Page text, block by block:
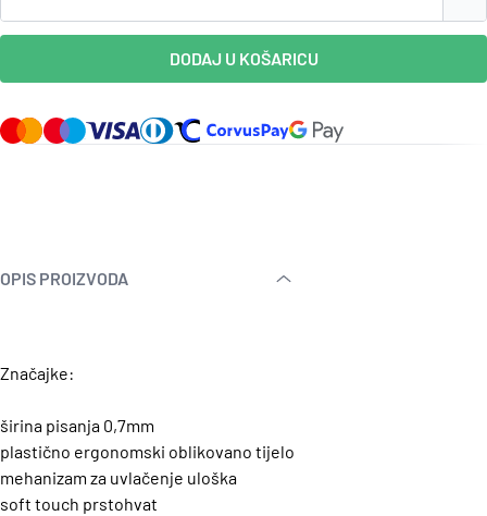
OPIS PROIZVODA
Značajke:
širina pisanja 0,7mm
plastično ergonomski oblikovano tijelo
mehanizam za uvlačenje uloška
soft touch prstohvat
DODAJ U KOŠARICU